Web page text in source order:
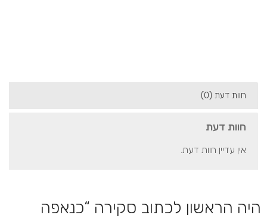
חוות דעת (0)
חוות דעת
אין עדיין חוות דעת.
היה הראשון לכתוב סקירה “כנאפה